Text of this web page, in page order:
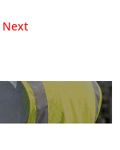
Next